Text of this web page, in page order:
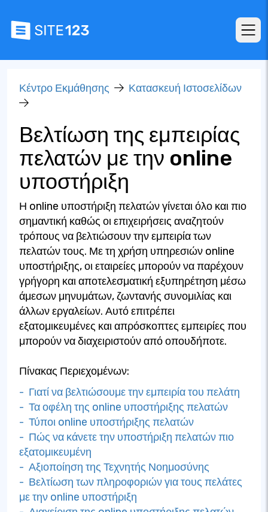
Κέντρο Εκμάθησης Κατασκευή Ιστοσελίδων
Βελτίωση της εμπειρίας
πελατών με την online
υποστήριξη
Η online υποστήριξη πελατών γίνεται όλο και πιο
σημαντική καθώς οι επιχειρήσεις αναζητούν
τρόπους να βελτιώσουν την εμπειρία των
πελατών τους. Με τη χρήση υπηρεσιών online
υποστήριξης, οι εταιρείες μπορούν να παρέχουν
γρήγορη και αποτελεσματική εξυπηρέτηση μέσω
άμεσων μηνυμάτων, ζωντανής συνομιλίας και
άλλων εργαλείων. Αυτό επιτρέπει
εξατομικευμένες και απρόσκοπτες εμπειρίες που
μπορούν να διαχειριστούν από οπουδήποτε.
Πίνακας Περιεχομένων:
- Γιατί να βελτιώσουμε την εμπειρία του πελάτη
- Τα οφέλη της online υποστήριξης πελατών
- Τύποι online υποστήριξης πελατών
- Πώς να κάνετε την υποστήριξη πελατών πιο
εξατομικευμένη
- Αξιοποίηση της Τεχνητής Νοημοσύνης
- Βελτίωση των πληροφοριών για τους πελάτες
με την online υποστήριξη